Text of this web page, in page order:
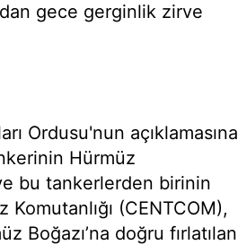
gece gerginlik zirve
Ordusu'nun açıklamasına
Hürmüz
bu tankerlerden birinin
(CENTCOM),
Boğazı’na doğru fırlatılan